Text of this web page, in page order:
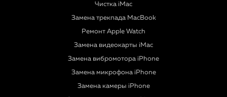
Чистка iMac
Замена трекпада MacBook
Ремонт Apple Watch
Замена видеокарты iMac
Замена вибромотора iPhone
Замена микрофона iPhone
Замена камеры iPhone